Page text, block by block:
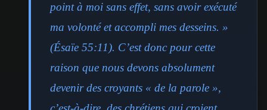
point à moi sans effet, sans avoir exécuté
ma volonté et accompli mes desseins. »
(Ésaïe 55:11). C’est donc pour cette
raison que nous devons absolument
devenir des croyants « de la parole »,